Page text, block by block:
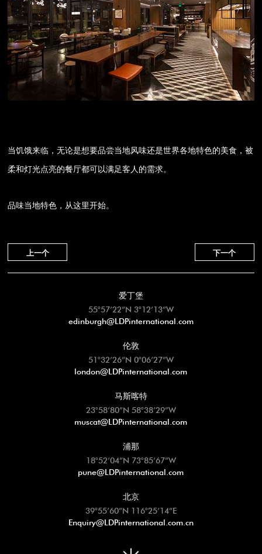
当饥饿来临，无论是想要品尝当地风味还是世界各地特色的美食，被
柔和灯光点亮的餐厅都可以满足客人的需求。
品味当地特色，从这里开始。
上一个 下一个
爱丁堡
55°57’22”N 3°12’13”W
edinburgh@LDPinternational.com
伦敦
51°32’26”N 0°06’27”W
london@LDPinternational.com
马斯喀特
23°58’80”N 58°38’29”W
muscat@LDPinternational.com
浦那
18°52’04”N 73°85’67”W
pune@LDPinternational.com
北京
39°55’60”N 116°25’14”E
Enquiry@LDPinternational.com.cn